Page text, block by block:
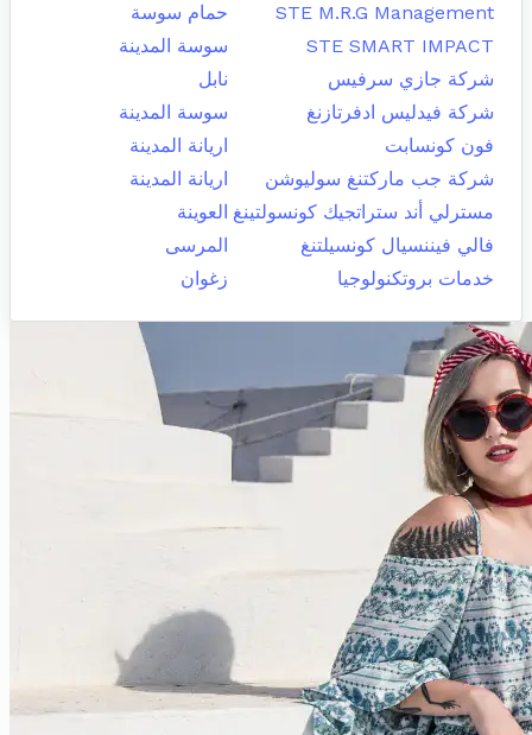
STE M.R.G Management
حمام سوسة
STE SMART IMPACT
سوسة المدينة
شركة جازي سرفيس
نابل
شركة فيدليس ادفرتازنغ
سوسة المدينة
فون كونسابت
اريانة المدينة
شركة جب ماركتنغ سوليوشن
اريانة المدينة
مسترلي أند ستراتجيك كونسولتينغ العوينة
فالي فيننسيال كونسيلتنغ
المرسى
خدمات بروتكنولوجيا
زغوان